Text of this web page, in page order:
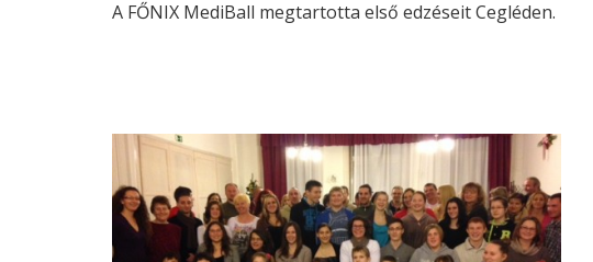
A FŐNIX MediBall megtartotta első edzéseit Cegléden.